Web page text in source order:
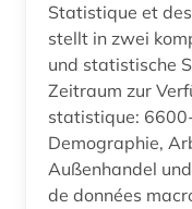
handschrift (1)
Statistique et des
stellt in zwei
und statistische
Zeitraum zur
statistique:
Demographie,
Außenhandel
de données